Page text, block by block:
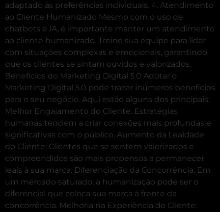
adaptado às preferências individuais. 4. Atendimento
ao Cliente Humanizado Mesmo com o uso de
chatbots e IA, é importante manter um atendimento
ao cliente humanizado. Treine sua equipe para lidar
com situações complexas e emocionais, garantindo
que os clientes se sintam ouvidos e valorizados.
Benefícios do Marketing Digital 5.0 Adotar o
Marketing Digital 5.0 pode trazer inúmeros benefícios
para o seu negócio. Aqui estão alguns dos principais:
Melhor Engajamento do Cliente: Estratégias
humanas tendem a criar conexões mais profundas e
significativas com o público. Aumento da Lealdade
do Cliente: Clientes que se sentem valorizados e
compreendidos são mais propensos a permanecer
leais à sua marca. Diferenciação da Concorrência: Em
um mercado saturado, a humanização pode ser o
diferencial que coloca sua marca à frente da
concorrência. Melhoria na Experiência do Cliente: